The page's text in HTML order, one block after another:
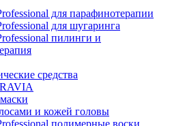
для парафинотерапии
для шугаринга
пилинги и
средства
и кожей головы
полимерные воски